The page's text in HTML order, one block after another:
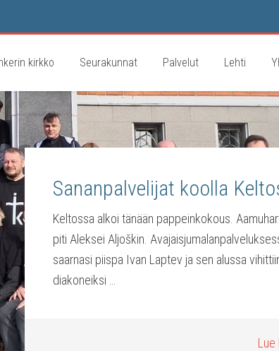
kirkko Seurakunnat Palvelut Lehti
Sananpalvelijat koolla
Keltossa alkoi tänään pappeinkokous.
piti Aleksei Aljoškin.
saarnasi piispa Ivan Laptev ja sen alussa
diakoneiksi …
Lue